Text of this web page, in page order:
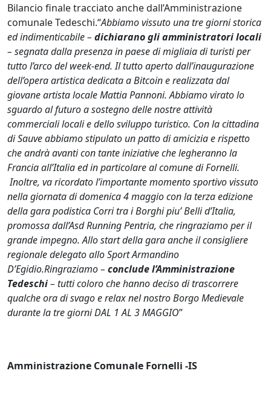
Bilancio finale tracciato anche dall’Amministrazione
comunale Tedeschi.“Abbiamo vissuto una tre giorni storica
ed indimenticabile – dichiarano gli amministratori locali
– segnata dalla presenza in paese di migliaia di turisti per
tutto l’arco del week-end. Il tutto aperto dall’inaugurazione
dell’opera artistica dedicata a Bitcoin e realizzata dal
giovane artista locale Mattia Pannoni. Abbiamo virato lo
sguardo al futuro a sostegno delle nostre attività
commerciali locali e dello sviluppo turistico. Con la cittadina
di Sauve abbiamo stipulato un patto di amicizia e rispetto
che andrà avanti con tante iniziative che legheranno la
Francia all’Italia ed in particolare al comune di Fornelli.
Inoltre, va ricordato l’importante momento sportivo vissuto
nella giornata di domenica 4 maggio con la terza edizione
della gara podistica Corri tra i Borghi piu’ Belli d’Italia,
promossa dall’Asd Running Pentria, che ringraziamo per il
grande impegno. Allo start della gara anche il consigliere
regionale delegato allo Sport Armandino
D’Egidio.Ringraziamo – conclude l’Amministrazione
Tedeschi– tutti coloro che hanno deciso di trascorrere
qualche ora di svago e relax nel nostro Borgo Medievale
durante la tre giorni DAL 1 AL 3 MAGGIO”
Amministrazione Comunale Fornelli -IS